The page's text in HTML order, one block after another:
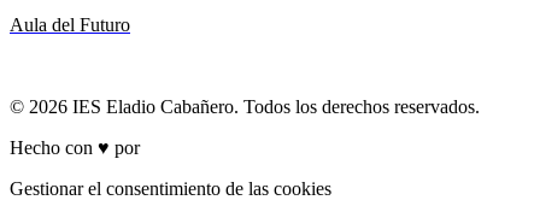
Aula del Futuro
© 2026 IES Eladio Cabañero. Todos los derechos reservados.
Hecho con ♥ por
Gestionar el consentimiento de las cookies